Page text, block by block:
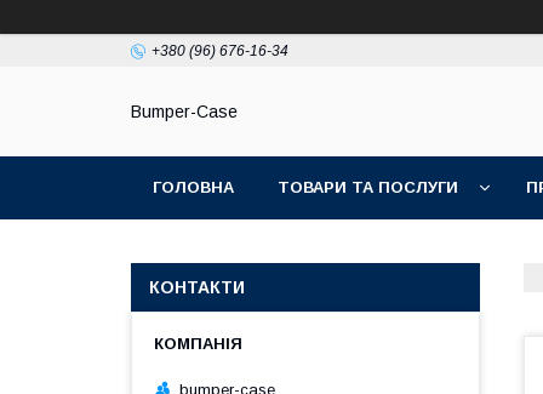
+380 (96) 676-16-34
Bumper-Case
ГОЛОВНА ТОВАРИ ТА ПОСЛУГИ
КОНТАКТИ
bumper-case